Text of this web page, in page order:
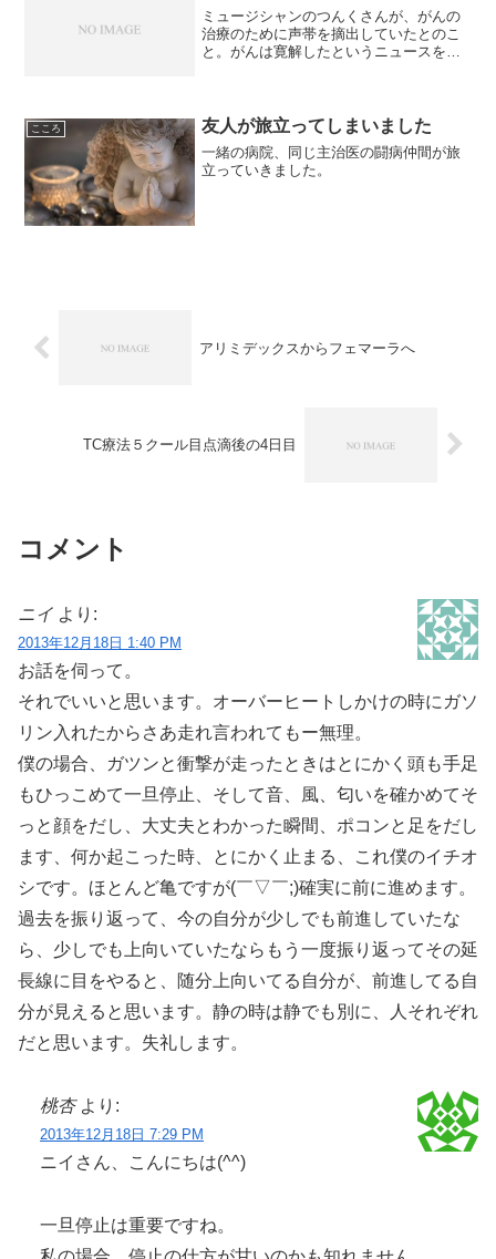
ミュージシャンのつんくさんが、がんの
治療のために声帯を摘出していたとのこ
と。がんは寛解したというニュースを、
という選択をしたというの...
こころ 友人が旅立ってしまいました
一緒の病院、同じ主治医の闘病仲間が旅
立っていきました。
アリミデックスからフェマーラへ
TC療法５クール目点滴後の4日目
コメント
ニイ より:
2013年12月18日 1:40 PM
お話を伺って。
それでいいと思います。オーバーヒートしかけの時にガソ
リン入れたからさあ走れ言われてもー無理。
僕の場合、ガツンと衝撃が走ったときはとにかく頭も手足
もひっこめて一旦停止、そして音、風、匂いを確かめてそ
っと顔をだし、大丈夫とわかった瞬間、ポコンと足をだし
ます、何か起こった時、とにかく止まる、これ僕のイチオ
シです。ほとんど亀ですが(￣▽￣;)確実に前に進めます。
過去を振り返って、今の自分が少しでも前進していたな
ら、少しでも上向いていたならもう一度振り返ってその延
長線に目をやると、随分上向いてる自分が、前進してる自
分が見えると思います。静の時は静でも別に、人それぞれ
だと思います。失礼します。
桃杏 より:
2013年12月18日 7:29 PM
ニイさん、こんにちは(^^)
一旦停止は重要ですね。